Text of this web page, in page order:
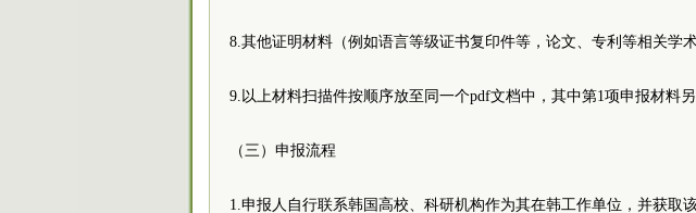
8.其他证明材料（例如语言等级证书复印件等，论文、专利等相关学
9.以上材料扫描件按顺序放至同一个pdf文档中，其中第1项申报材料
（三）申报流程
1.申报人自行联系韩国高校、科研机构作为其在韩工作单位，并获取